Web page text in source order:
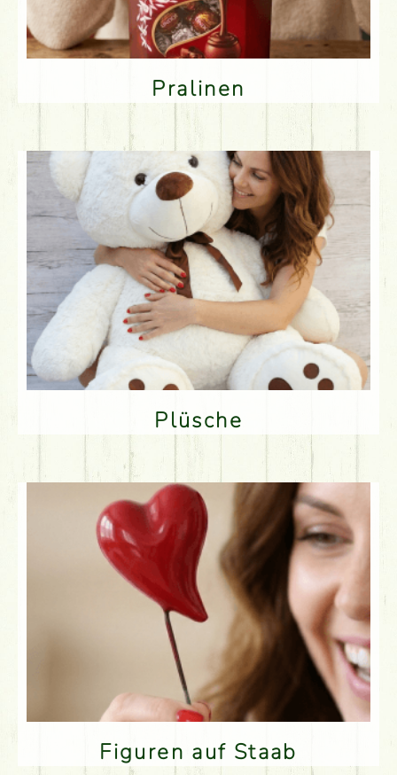
Pralinen
Plüsche
Figuren auf Staab